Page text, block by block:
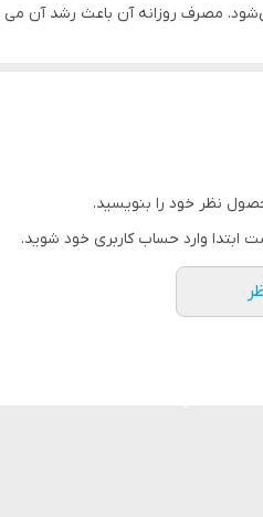
مصرف روزانه آن باعث رشد آن
رفع مو خوره و تقویت کننده ریشه
نظر خود را بنویسید.
ابتدا وارد حساب کاربری خود شوید.